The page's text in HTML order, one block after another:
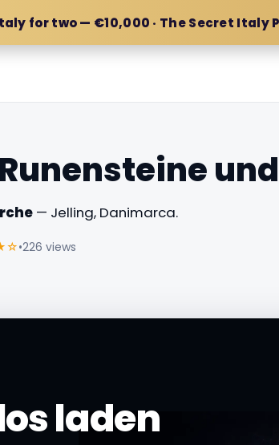
for two — €10,000 · The Secret Italy
— Jelling, Danimarca.
•226 views
laden